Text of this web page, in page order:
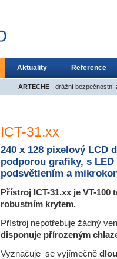
Aktuality Reference
ARTECHE - drážní bezpečnostní
ICT-31.xx
240 x 128 pixelový LCD
podporou grafiky, s LED
podsvětlením a
Přístroj ICT-31.xx je VT-100
robustním krytem.
Přístroj nepotřebuje žádný
disponuje přírozeným
Vyznačuje se vyjímečně